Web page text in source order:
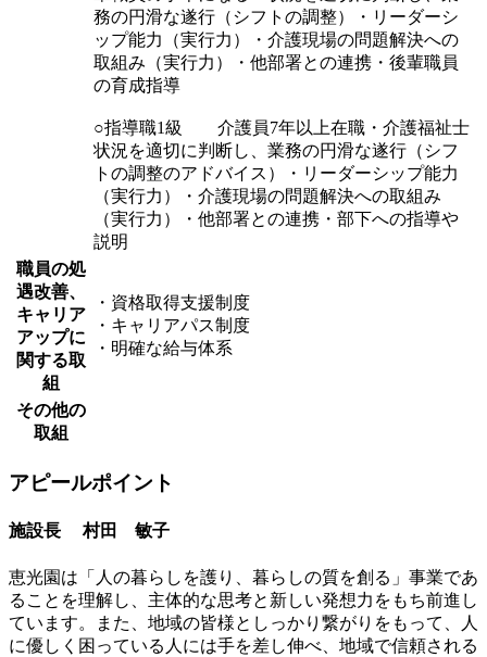
務の円滑な遂行（シフトの調整）・リーダーシ
ップ能力（実行力）・介護現場の問題解決への
取組み（実行力）・他部署との連携・後輩職員
の育成指導
○指導職1級 介護員7年以上在職・介護福祉士
状況を適切に判断し、業務の円滑な遂行（シフ
トの調整のアドバイス）・リーダーシップ能力
（実行力）・介護現場の問題解決への取組み
（実行力）・他部署との連携・部下への指導や
説明
職員の処
遇改善、
キャリア
アップに
関する取
組
・資格取得支援制度
・キャリアパス制度
・明確な給与体系
その他の
取組
アピールポイント
施設長 村田 敏子
恵光園は「人の暮らしを護り、暮らしの質を創る」事業であ
ることを理解し、主体的な思考と新しい発想力をもち前進し
ています。また、地域の皆様としっかり繋がりをもって、人
に優しく困っている人には手を差し伸べ、地域で信頼される